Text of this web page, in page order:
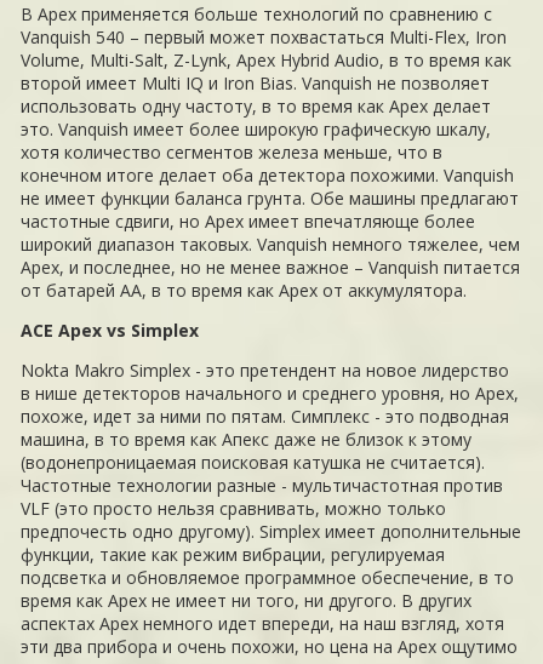
В Apex применяется больше технологий по сравнению с
Vanquish 540 – первый может похвастаться Multi-Flex, Iron
Volume, Multi-Salt, Z-Lynk, Apex Hybrid Audio, в то время как
второй имеет Multi IQ и Iron Bias. Vanquish не позволяет
использовать одну частоту, в то время как Apex делает
это. Vanquish имеет более широкую графическую шкалу,
хотя количество сегментов железа меньше, что в
конечном итоге делает оба детектора похожими. Vanquish
не имеет функции баланса грунта. Обе машины предлагают
частотные сдвиги, но Apex имеет впечатляюще более
широкий диапазон таковых. Vanquish немного тяжелее, чем
Apex, и последнее, но не менее важное – Vanquish питается
от батарей AA, в то время как Apex от аккумулятора.
ACE Apex vs Simplex
Nokta Makro Simplex - это претендент на новое лидерство
в нише детекторов начального и среднего уровня, но Apex,
похоже, идет за ними по пятам. Симплекс - это подводная
машина, в то время как Апекс даже не близок к этому
(водонепроницаемая поисковая катушка не считается).
Частотные технологии разные - мультичастотная против
VLF (это просто нельзя сравнивать, можно только
предпочесть одно другому). Simplex имеет дополнительные
функции, такие как режим вибрации, регулируемая
подсветка и обновляемое программное обеспечение, в то
время как Apex не имеет ни того, ни другого. В других
аспектах Apex немного идет впереди, на наш взгляд, хотя
эти два прибора и очень похожи, но цена на Apex ощутимо